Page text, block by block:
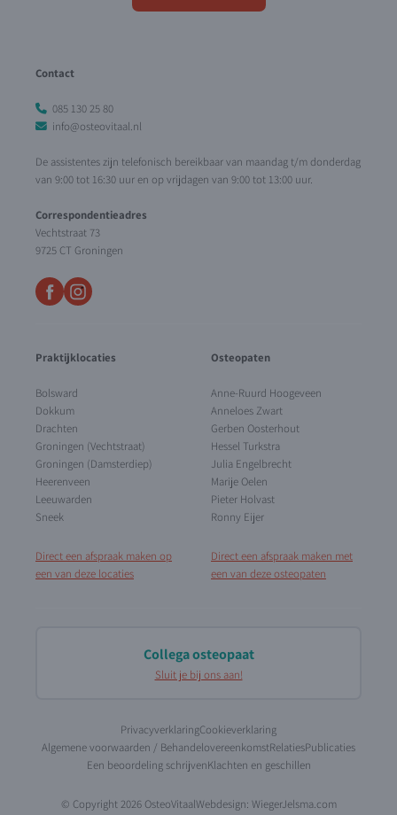
Contact
085 130 25 80
info@osteovitaal.nl
De assistentes zijn telefonisch bereikbaar van maandag t/m donderdag
van 9:00 tot 16:30 uur en op vrijdagen van 9:00 tot 13:00 uur.
Correspondentieadres
Vechtstraat 73
9725 CT Groningen
Praktijklocaties
Bolsward
Dokkum
Drachten
Groningen (Vechtstraat)
Groningen (Damsterdiep)
Heerenveen
Leeuwarden
Sneek
Direct een afspraak maken op
een van deze locaties
Osteopaten
Anne-Ruurd Hoogeveen
Anneloes Zwart
Gerben Oosterhout
Hessel Turkstra
Julia Engelbrecht
Marije Oelen
Pieter Holvast
Ronny Eijer
Direct een afspraak maken met
een van deze osteopaten
Collega osteopaat
Sluit je bij ons aan!
PrivacyverklaringCookieverklaring
Algemene voorwaarden / BehandelovereenkomstRelatiesPublicaties
Een beoordeling schrijvenKlachten en geschillen
© Copyright 2026 OsteoVitaalWebdesign: WiegerJelsma.com